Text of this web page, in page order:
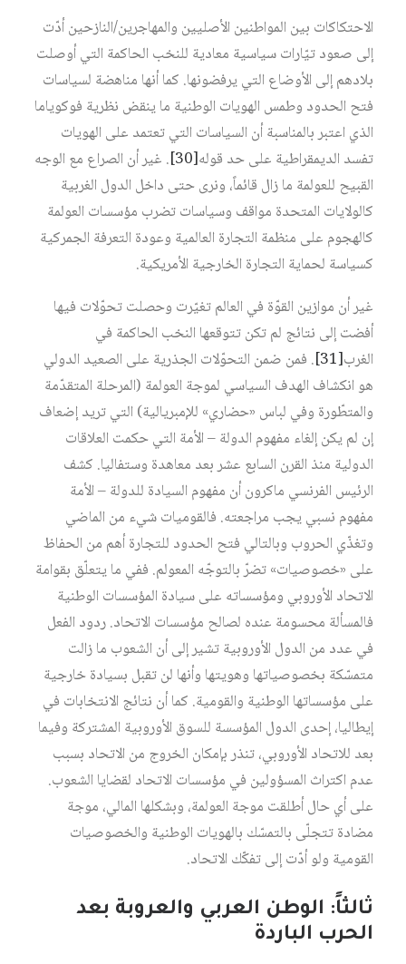
الاحتكاكات بين المواطنين الأصليين والمهاجرين/النازحين أدّت
إلى صعود تيّارات سياسية معادية للنخب الحاكمة التي أوصلت
بلادهم إلى الأوضاع التي يرفضونها. كما أنها مناهضة لسياسات
فتح الحدود وطمس الهويات الوطنية ما ينقض نظرية فوكوياما
الذي اعتبر بالمناسبة أن السياسات التي تعتمد على الهويات
تفسد الديمقراطية على حد قوله‏[30]
. غير أن الصراع مع الوجه
القبيح للعولمة ما زال قائماً، ونرى حتى داخل الدول الغربية
كالولايات المتحدة مواقف وسياسات تضرب مؤسسات العولمة
كالهجوم على منظمة التجارة العالمية وعودة التعرفة الجمركية
كسياسة لحماية التجارة الخارجية الأمريكية.
غير أن موازين القوّة في العالم تغيّرت وحصلت تحوّلات فيها
أفضت إلى نتائج لم تكن تتوقعها النخب الحاكمة في
الغرب‏[31]
. فمن ضمن التحوّلات الجذرية على الصعيد الدولي
هو انكشاف الهدف السياسي لموجة العولمة (المرحلة المتقدّمة
والمتطّورة وفي لباس «حضاري» للإمبريالية) التي تريد إضعاف
إن لم يكن إلغاء مفهوم الدولة – الأمة التي حكمت العلاقات
الدولية منذ القرن السابع عشر بعد معاهدة وستفاليا. كشف
الرئيس الفرنسي ماكرون أن مفهوم السيادة للدولة – الأمة
مفهوم نسبي يجب مراجعته. فالقوميات شيء من الماضي
وتغذّي الحروب وبالتالي فتح الحدود للتجارة أهم من الحفاظ
على «خصوصيات» تضرّ بالتوجّه المعولم. ففي ما يتعلّق بقوامة
الاتحاد الأوروبي ومؤسساته على سيادة المؤسسات الوطنية
فالمسألة محسومة عنده لصالح مؤسسات الاتحاد. ردود الفعل
في عدد من الدول الأوروبية تشير إلى أن الشعوب ما زالت
متمسّكة بخصوصياتها وهويتها وأنها لن تقبل بسيادة خارجية
على مؤسساتها الوطنية والقومية. كما أن نتائج الانتخابات في
إيطاليا، إحدى الدول المؤسسة للسوق الأوروبية المشتركة وفيما
بعد للاتحاد الأوروبي، تنذر بإمكان الخروج من الاتحاد بسبب
عدم اكتراث المسؤولين في مؤسسات الاتحاد لقضايا الشعوب.
على أي حال أطلقت موجة العولمة، وبشكلها المالي، موجة
مضادة تتجلّى بالتمسّك بالهويات الوطنية والخصوصيات
القومية ولو أدّت إلى تفكّك الاتحاد.
ثالثاً: الوطن العربي والعروبة بعد
الحرب الباردة